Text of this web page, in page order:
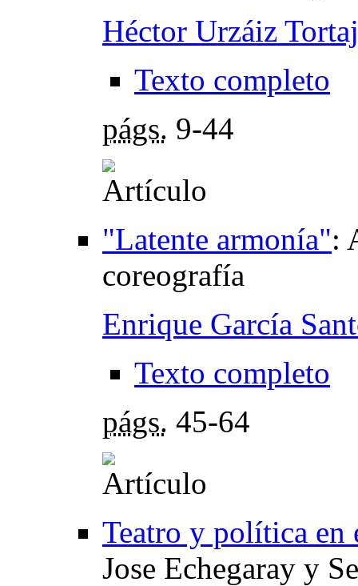
Héctor Urzáiz
Texto completo
págs. 9-44
"Latente armonía":
coreografía
Enrique García
Texto completo
págs. 45-64
Teatro y política
Jose Echegaray y